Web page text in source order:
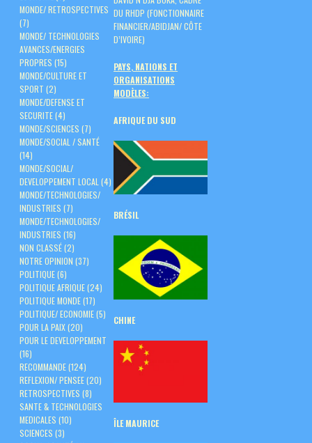
MONDE/ RETROSPECTIVES
(7)
MONDE/ TECHNOLOGIES
AVANCES/ENERGIES
PROPRES (15)
MONDE/CULTURE ET
SPORT (2)
MONDE/DEFENSE ET
SECURITE(4)
MONDE/SCIENCES (7)
MONDE/SOCIAL / SANTÉ
(14)
MONDE/SOCIAL/
DEVELOPPEMENT LOCAL (4)
MONDE/TECHNOLOGIES/
INDUSTRIES (7)
MONDE/TECHNOLOGIES/
INDUSTRIES (16)
NON CLASSÉ(2)
NOTRE OPINION (37)
POLITIQUE(6)
POLITIQUE AFRIQUE(24)
POLITIQUE MONDE(17)
POLITIQUE/ ECONOMIE(5)
POUR LA PAIX(20)
POUR LE DEVELOPPEMENT
(16)
RECOMMANDE(124)
REFLEXION/ PENSEE(20)
RETROSPECTIVES (8)
SANTE & TECHNOLOGIES
MEDICALES (10)
SCIENCES (3)
DU RHDP (FONCTIONNAIRE
FINANCIER/ABIDJAN/ CÔTE
D’IVOIRE)
PAYS, NATIONS ET
ORGANISATIONS
MODÈLES:
AFRIQUE DU SUD
BRÉSIL
CHINE
ÎLEMAURICE